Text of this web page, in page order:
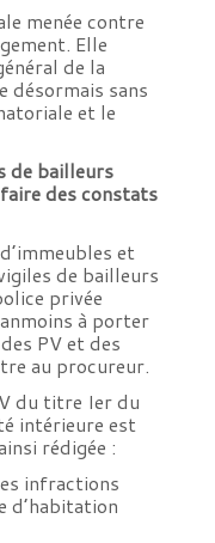
menée contre
Elle
de la
désormais sans
et le
de bailleurs
des constats
et
de bailleurs
privée
à porter
PV et des
au procureur.
du titre Ier du
intérieure est
rédigée :
infractions
d’habitation